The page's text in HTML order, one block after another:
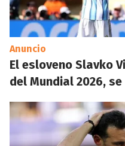
Anuncio
El esloveno Slavko
del Mundial 2026,